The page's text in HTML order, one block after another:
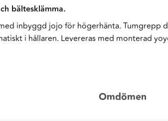
bältesklämma.
inbyggd jojo för högerhänta. Tumgrepp
i hållaren. Levereras med monterad
Omdömen